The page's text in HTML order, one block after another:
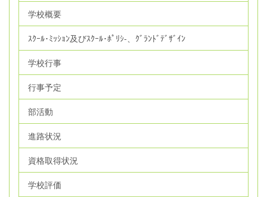
学校概要
ｽｸｰﾙ･ﾐｯｼｮﾝ及びｽｸｰﾙ･ﾎﾟﾘｼ‐、ｸﾞﾗﾝﾄﾞﾃﾞｻﾞｲﾝ
学校行事
行事予定
部活動
進路状況
資格取得状況
学校評価